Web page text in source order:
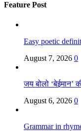
Feature Post
Easy poetic
August 7, 2026 0
जय बोलो ‘बेईमान’
August 6, 2026 0
Grammar in